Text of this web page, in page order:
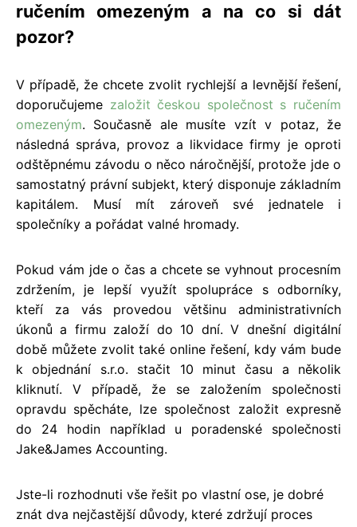
ručením omezeným a na co si dát
pozor?
V případě, že chcete zvolit rychlejší a levnější řešení,
doporučujeme založit českou společnost s ručením
omezeným. Současně ale musíte vzít v potaz, že
následná správa, provoz a likvidace firmy je oproti
odštěpnému závodu o něco náročnější, protože jde o
samostatný právní subjekt, který disponuje základním
kapitálem. Musí mít zároveň své jednatele i
společníky a pořádat valné hromady.
Pokud vám jde o čas a chcete se vyhnout procesním
zdržením, je lepší využít spolupráce s odborníky,
kteří za vás provedou většinu administrativních
úkonů a firmu založí do 10 dní. V dnešní digitální
době můžete zvolit také online řešení, kdy vám bude
k objednání s.r.o. stačit 10 minut času a několik
kliknutí. V případě, že se založením společnosti
opravdu spěcháte, lze společnost založit expresně
do 24 hodin například u poradenské společnosti
Jake&James Accounting.
Jste-li rozhodnuti vše řešit po vlastní ose, je dobré
znát dva nejčastější důvody, které zdržují proces